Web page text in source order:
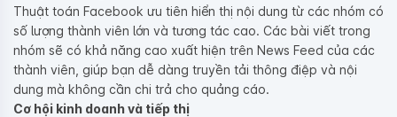
Thuật toán Facebook ưu tiên hiển thị nội dung từ các nhóm có
số lượng thành viên lớn và tương tác cao. Các bài viết trong
nhóm sẽ có khả năng cao xuất hiện trên News Feed của các
thành viên, giúp bạn dễ dàng truyền tải thông điệp và nội
dung mà không cần chi trả cho quảng cáo.
Cơ hội kinh doanh và tiếp thị